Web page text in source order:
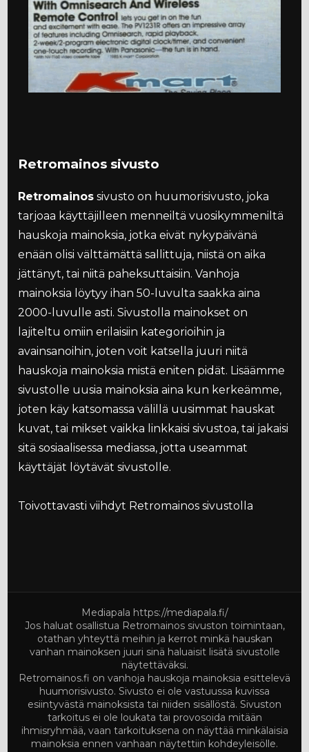
Retromainos sivusto
Retromainos sivusto on huumorisivusto, joka
tarjoaa käyttäjilleen menneiltä vuosikymmeniltä
hauskoja mainoksia, jotka eivät nykypäivänä
enään olisi välttämättä sallittuja, niistä on aika
jättänyt, tai niitä paheksuttaisiin. Vanhoja
mainoksia löytyy ihan 50-luvulta saakka aina
2000-luvulle asti. Sivustolla mainokset on
lajiteltu omiin erilaisiin kategorioihin ja
avainsanoihin, joten voit katsella juuri niitä
hauskoja mainoksia mistä eniten pidät. Lisäämme
sivustolle uusia mainoksia aina kun kerkeämme,
joten käy katsomassa välillä uusimmat hauskat
kuvat, tai mikset vaikka linkkaisi sivustoa, tai jakaisi
sitä sosiaalisessa mediassa, jotta useammat
käyttäjät löytävät sivustolle.
Toivottavasti viihdyt Retromainos sivustolla
Mediapala https://mediapala.fi/
Jos haluat osallistua Retromainos sivuston toimintaan,
otathan yhteyttä meihin ja kerrot minkä hauskan
vanhan mainoksen juuri sinä haluaisit lisätä sivustolle
näytettäväksi.
Retromainos.fi on vanhoja hauskoja mainoksia esittelevä
huumorisivusto. Sivusto ei ole vastuussa kuvissa
esiintyvästä mainoksista tai niiden sisällöstä. Sivuston
tarkoitus ei ole loukata tai provosoida mitään
ihmisryhmää, vaan tarkoituksena on näyttää minkälaisia
mainoksia ennen vanhaan näytettiin kohdeyleisölle.